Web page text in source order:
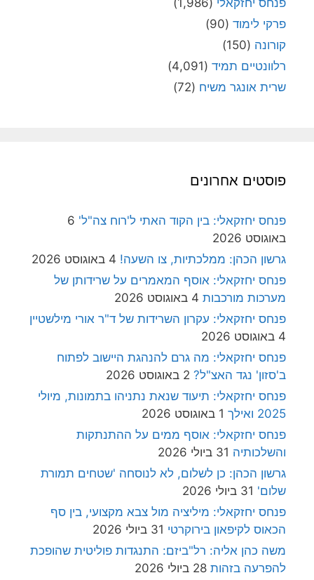
פנחס יחזקאלי (1,986)
פרקי לימוד (90)
קורונה (150)
רלוונטיים תמיד (4,091)
שרית אונגר משיח (72)
פוסטים אחרונים
פנחס יחזקאלי: בין הקוד האתי ל'רוח צה"ל' 6
באוגוסט 2026
גרשון הכהן: ממלכתיות, צו השעה! 4 באוגוסט 2026
פנחס יחזקאלי: אוסף המאמרים על שרידותן של
מערכות מורכבות 4 באוגוסט 2026
פנחס יחזקאלי: עקרון השרידות של ד"ר אורי מילשטיין
4 באוגוסט 2026
פנחס יחזקאלי: מה גרם להנהגת היישוב לפתוח
ב'סזון' נגד האצ"ל? 2 באוגוסט 2026
פנחס יחזקאלי: תיעוד שנאת נתניהו בתמונות, מיולי
2025 ואילך
1 באוגוסט 2026
פנחס יחזקאלי: אוסף ממים על ההתנתקות
והשלכותיה 31 ביולי 2026
גרשון הכהן: כן לשלום, לא לנוסחה 'שטחים תמורת
שלום' 31 ביולי 2026
פנחס יחזקאלי: מיליציה מול צבא מקצועי, בין סף
הכאוס לקיפאון בירוקרטי 31 ביולי 2026
משה כהן אליה: רל"ביזם: התנגדות פוליטית שהופכת
להפרעה בזהות 28 ביולי 2026